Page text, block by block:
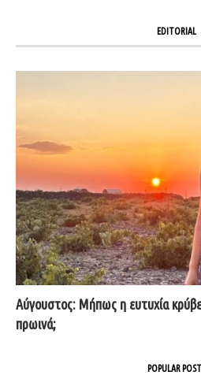
EDITORIAL
Αύγουστος: Μήπως η ευτυχία
πρωινά;
POPULAR